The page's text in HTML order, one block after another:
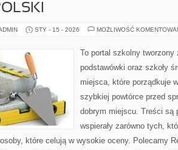
STY - 15 - 2026 MOŻLIWOŚĆ
To portal szkolny tworzony
podstawówki oraz szkoły
miejsca, które porządkuje
szybkiej powtórce przed
dobrym miejscu. Treści są
wspierały zarówno tych,
które celują w wysokie oceny. Polecamy